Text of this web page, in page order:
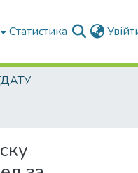
Статистика